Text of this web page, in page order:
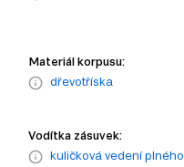
Materiál korpusu:
dřevotříska
Vodítka zásuvek:
kuličková vedení plného